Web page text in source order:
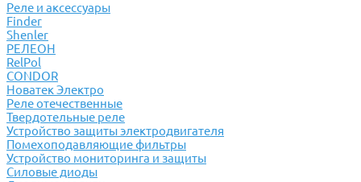
Реле и аксессуары
Finder
Shenler
РЕЛЕОН
RelPol
CONDOR
Новатек Электро
Реле отечественные
Твердотельные реле
Устройство защиты электродвигателя
Помехоподавляющие фильтры
Устройство мониторинга и защиты
Силовые диоды